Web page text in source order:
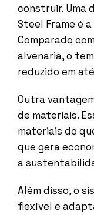
construir. Uma
Steel Frame é
Comparado
alvenaria, o
reduzido em
Outra
de materiais.
materiais do
que gera
a
Além disso, o
flexível e